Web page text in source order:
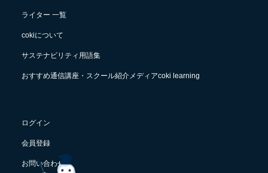
ライター 一覧
cokiについて
サステナビリティ用語集
おすすめ通信講座・スクール紹介メディアcoki learning
ログイン
会員登録
お問い合わせ